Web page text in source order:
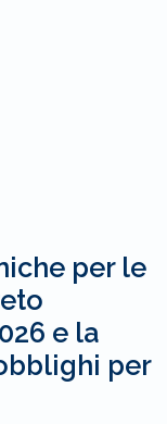
per le
e la
per